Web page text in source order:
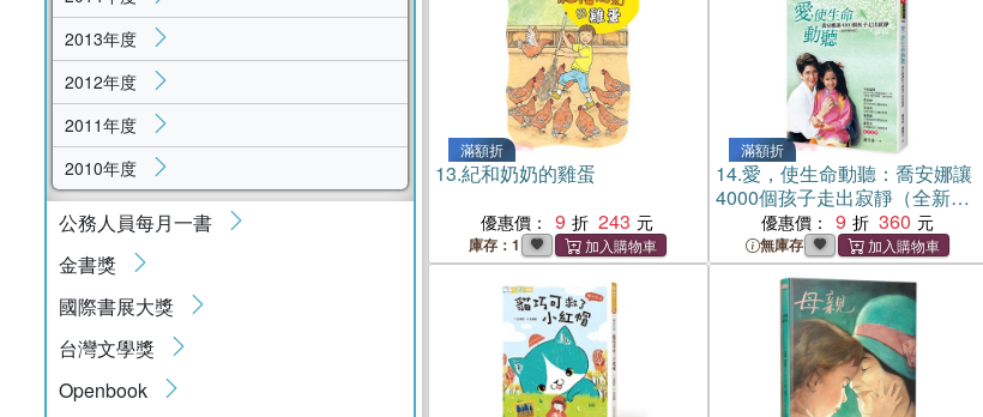
2013年度
2012年度
2011年度
2010年度
公務人員每月一書
金書獎
國際書展大獎
台灣文學獎
Openbook
滿額折
13.紀和奶奶的雞蛋
優惠價： 9 243
庫存：1
滿額折
14.愛，使生命動聽：喬安娜讓
4000個孩子走出寂靜（全新增
修版）優惠價： 9 360
無庫存